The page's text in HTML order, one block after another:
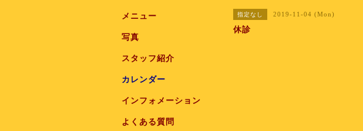
指定なし 2019-11-04 (Mon)
休診
メニュー
写真
スタッフ紹介
カレンダー
インフォメーション
よくある質問